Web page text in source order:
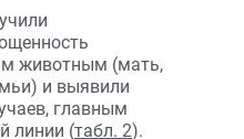
животным (мать,
и выявили
главным
линии (табл. 2).